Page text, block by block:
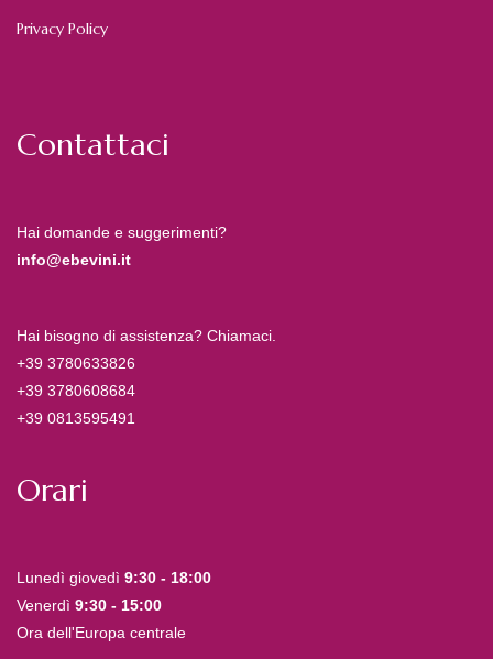
Privacy Policy
Contattaci
Hai domande e suggerimenti?
info@ebevini.it
Hai bisogno di assistenza? Chiamaci.
+39 3780633826
+39 3780608684
+39 0813595491
Orari
Lunedì giovedì 9:30 - 18:00
Venerdì 9:30 - 15:00
Ora dell'Europa centrale